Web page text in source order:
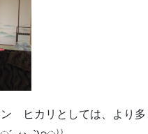
ヒカリとしては、より